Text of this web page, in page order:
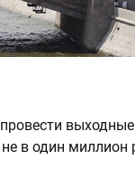
в один миллион